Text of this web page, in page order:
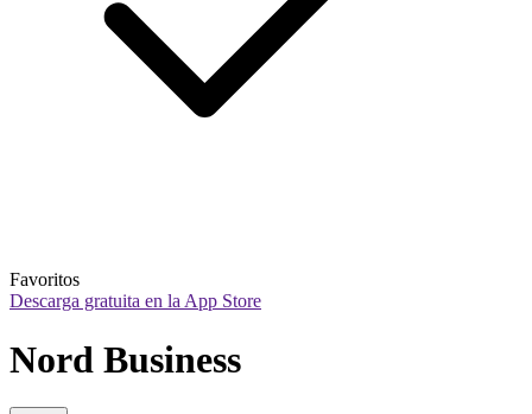
Favoritos
Descarga gratuita en la App Store
Nord Business